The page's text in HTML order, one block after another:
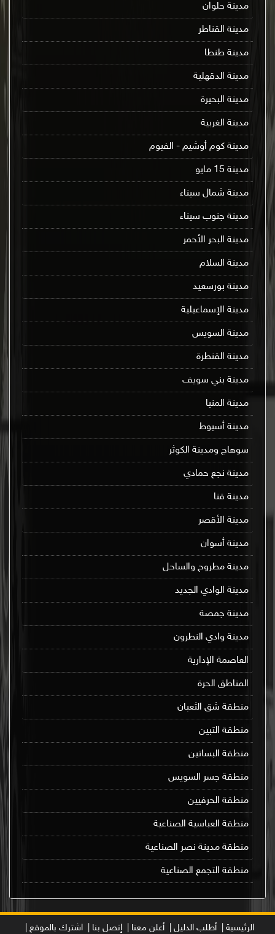
مدينة حلوان
مدينة القناطر
مدينة طنطا
مدينة الدقهلية
مدينة البحيرة
مدينة الغربية
مدينة كوم أوشيم - الفيوم
مدينة 15 مايو
مدينة شمال سيناء
مدينة جنوب سيناء
مدينة البحر الأحمر
مدينة السلام
مدينة بورسعيد
مدينة الإسماعيلية
مدينة السويس
مدينة القنطرة
مدينة بني سويف
مدينة المنيا
مدينة أسيوط
سوهاج ومدينة الكوثر
مدينة نجع حمادي
مدينة قنا
مدينة الأقصر
مدينة أسوان
مدينة مطروح والساحل
مدينة الوادي الجديد
مدينة جمصة
مدينة وادي النطرون
العاصمة الإدارية
المناطق الحرة
منطقة شق الثعبان
منطقة التبين
منطقة البساتين
منطقة جسر السويس
منطقة الحرفيين
منطقة العباسية الصناعية
منطقة مدينة نصر الصناعية
منطقة التجمع الصناعية
الرئيسية | أطلب الدليل | أعلن معنا | إتصل بنا | اشترك بالموقع |